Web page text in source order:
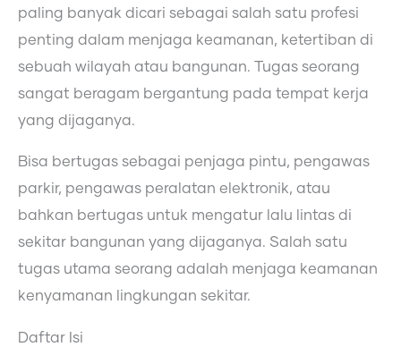
paling banyak dicari sebagai salah satu profesi
penting dalam menjaga keamanan, ketertiban di
sebuah wilayah atau bangunan. Tugas seorang
sangat beragam bergantung pada tempat kerja
yang dijaganya.
Bisa bertugas sebagai penjaga pintu, pengawas
parkir, pengawas peralatan elektronik, atau
bahkan bertugas untuk mengatur lalu lintas di
sekitar bangunan yang dijaganya. Salah satu
tugas utama seorang adalah menjaga keamanan
kenyamanan lingkungan sekitar.
Daftar Isi